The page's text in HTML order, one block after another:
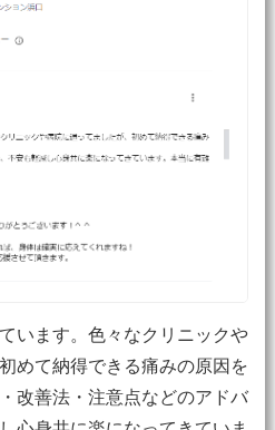
います。色々なクリニックや
めて納得できる痛みの原因を
改善法・注意点などのアドバ